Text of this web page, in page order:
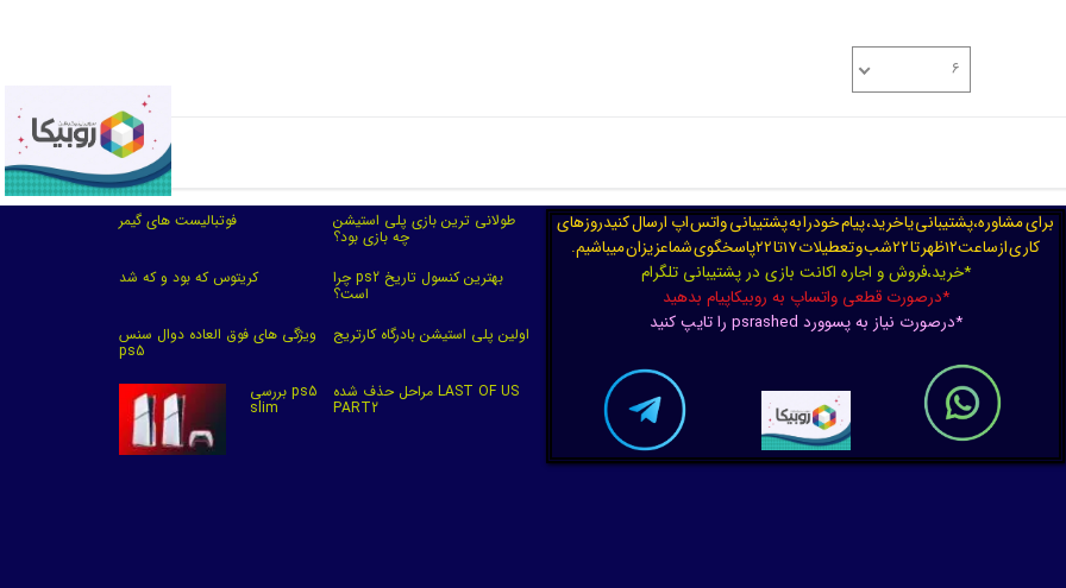
۶
برای مشاوره،پشتیبانی یا خرید، پیام خودرا به پشتیبانی واتس اپ ارسال کنیدروزهای
کاری ازساعت12ظهر تا 22شب و تعطیلات 17تا 22پاسخگوی شماعزیزان میباشیم.
*خرید،فروش و اجاره اکانت بازی در پشتیبانی تلگرام
*درصورت قطعی واتساپ به روبیکاپیام بدهید
*درصورت نیاز به پسوورد psrashed را تایپ کنید
فوتبالیست های گیمر طولانی ترین بازی پلی استیشن
چه بازی بود؟
کریتوس که بود و که شد
چرا ps2 بهترین کنسول تاریخ
است؟
ویژگی های فوق العاده دوال سنس
ps5
اولین پلی استیشن بادرگاه کارتریج
بررسی ps5
slim
مراحل حذف شده LAST OF US
PART2